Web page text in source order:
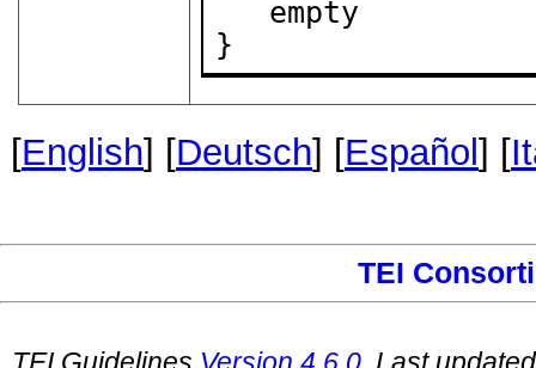
}
[English] [Deutsch] [Español ] [
TEI